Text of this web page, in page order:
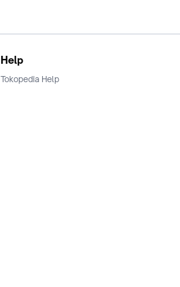
Help
Tokopedia Help